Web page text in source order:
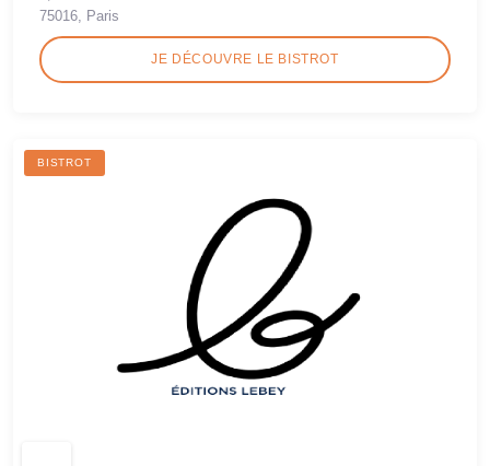
75016, Paris
JE DÉCOUVRE LE BISTROT
BISTROT